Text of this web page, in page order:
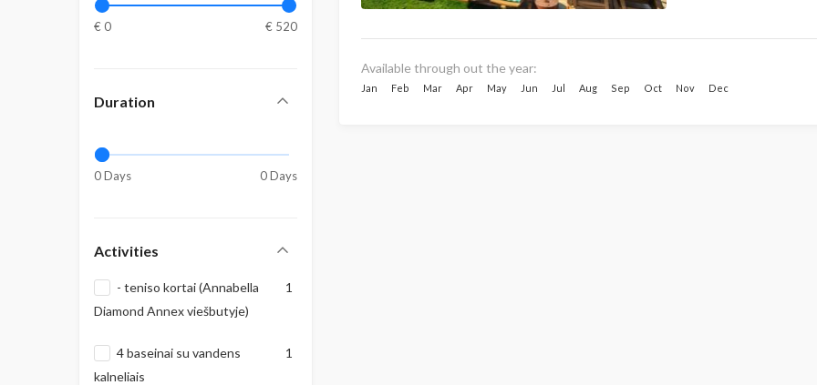
€ 0 € 520
Duration
0 Days 0 Days
Activities
- teniso kortai (Annabella
Diamond Annex viešbutyje)
1
4 baseinai su vandens
kalneliais
1
Available through out the year:
Jan Feb Mar Apr May Jun Jul Aug Sep Oct Nov Dec